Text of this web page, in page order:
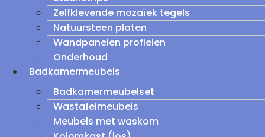
Zelfklevende mozaïek tegels
Natuursteen platen
Wandpanelen profielen
Onderhoud
Badkamermeubels
Badkamermeubelset
Wastafelmeubels
Meubels met waskom